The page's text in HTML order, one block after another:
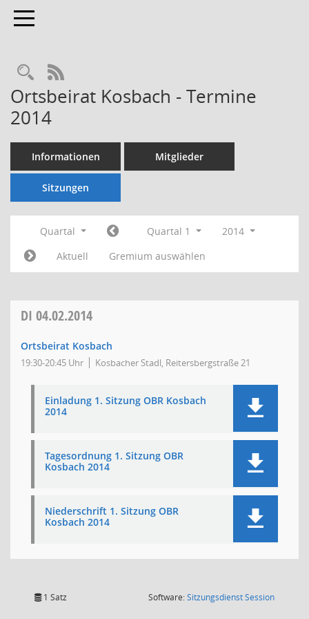
Toggle navigation
Rechercheauswahl
RSS-Feed
Ortsbeirat Kosbach - Termine
2014
Informationen Mitglieder
Sitzungen
Quartal Quartal 1
2014
Aktuell
Gremium auswählen
DI 04.02.2014
Ortsbeirat Kosbach
19:30-20:45 Uhr Kosbacher Stadl, Reitersbergstraße 21
Einladung 1. Sitzung OBR Kosbach
2014
Tagesordnung 1. Sitzung OBR
Kosbach 2014
Niederschrift 1. Sitzung OBR
Kosbach 2014
1 Satz Software:SitzungsdienstSession(Wird in